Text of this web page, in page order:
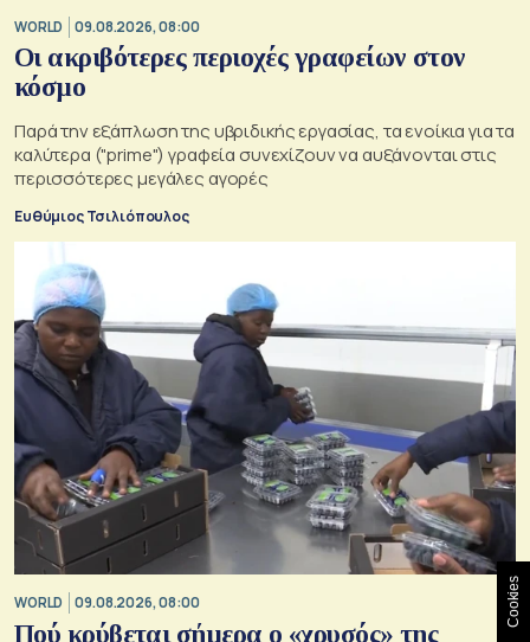
WORLD 09.08.2026, 08:00
Οι ακριβότερες περιοχές γραφείων στον
κόσμο
Παρά την εξάπλωση της υβριδικής εργασίας, τα ενοίκια για τα
καλύτερα ("prime") γραφεία συνεχίζουν να αυξάνονται στις
περισσότερες μεγάλες αγορές
Ευθύμιος Τσιλιόπουλος
WORLD 09.08.2026, 08:00
Πού κρύβεται σήμερα ο «χρυσός» της
Cookies